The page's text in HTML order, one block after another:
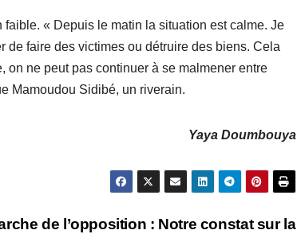
« Depuis le matin la situation est calme. Je
de faire des victimes ou détruire des biens. Cela
on ne peut pas continuer à se malmener entre
Mamoudou Sidibé, un riverain.
Yaya Doumbouya
de l’opposition : Notre constat sur la